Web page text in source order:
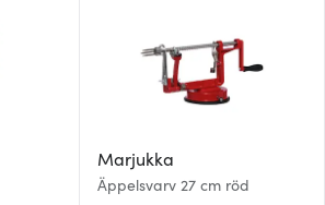
Marjukka
Äppelsvarv 27 cm röd